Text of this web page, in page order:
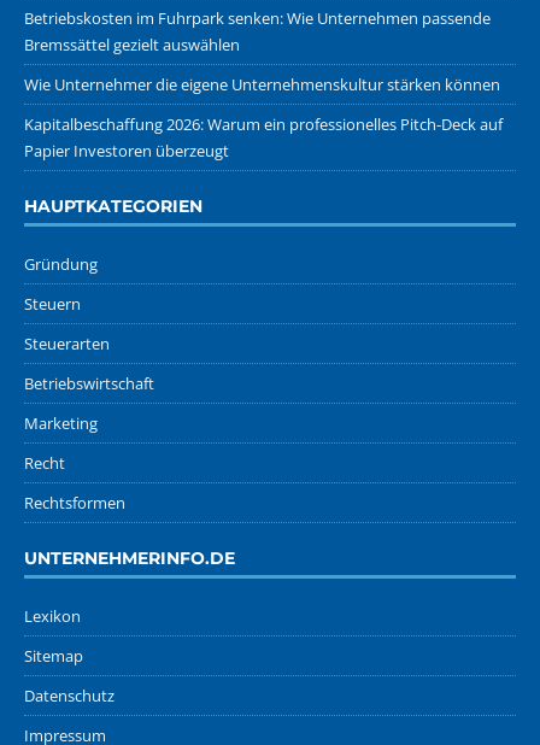
Betriebskosten im Fuhrpark senken: Wie Unternehmen passende
Bremssättel gezielt auswählen
Wie Unternehmer die eigene Unternehmenskultur stärken können
Kapitalbeschaffung 2026: Warum ein professionelles Pitch-Deck auf
Papier Investoren überzeugt
HAUPTKATEGORIEN
Gründung
Steuern
Steuerarten
Betriebswirtschaft
Marketing
Recht
Rechtsformen
UNTERNEHMERINFO.DE
Lexikon
Sitemap
Datenschutz
Impressum